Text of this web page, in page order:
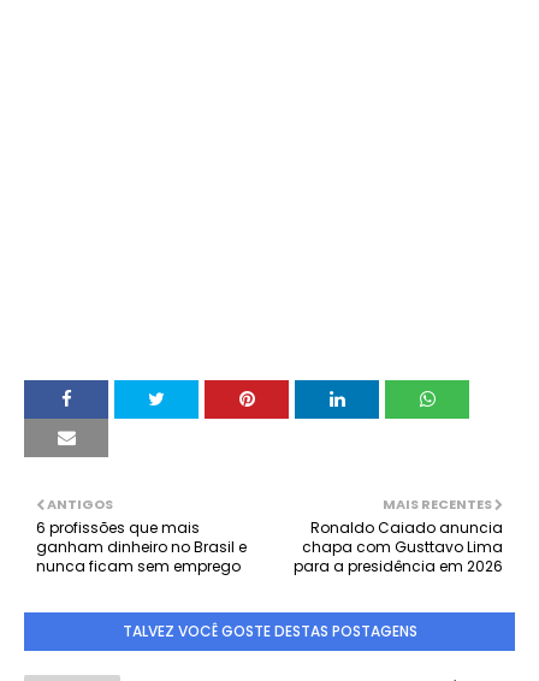
MAIS RECENTES
Ronaldo Caiado anuncia
chapa com Gusttavo Lima
para a presidência em 2026
ANTIGOS
6 profissões que mais
ganham dinheiro no Brasil e
nunca ficam sem emprego
TALVEZ VOCÊ GOSTE DESTAS POSTAGENS